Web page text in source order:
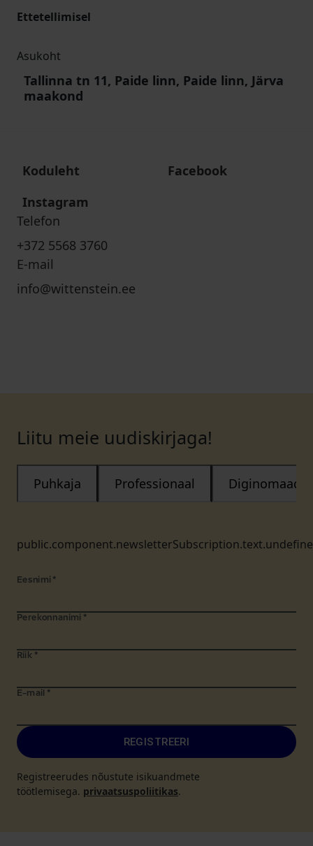
Ettetellimisel
Asukoht
Tallinna tn 11, Paide linn, Paide linn, Järva
maakond
Koduleht
Facebook
Instagram
Telefon
+372 5568 3760
E-mail
info@wittenstein.ee
Liitu meie uudiskirjaga!
Puhkaja Professionaal Diginomaad
Eesnimi *
Perekonnanimi *
Riik *
E-mail *
REGISTREERI
Registreerudes nõustute isikuandmete
töötlemisega. privaatsuspoliitikas.